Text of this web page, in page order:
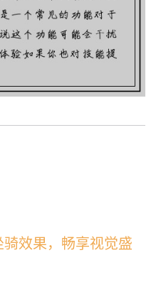
效果，畅享视觉盛